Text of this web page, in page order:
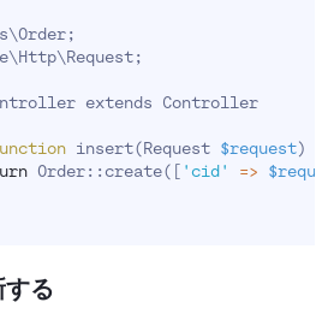
\Order;
\Http\Request;
extends Controller
insert(Request $request)
Order::create( [ 'cid' =>
する